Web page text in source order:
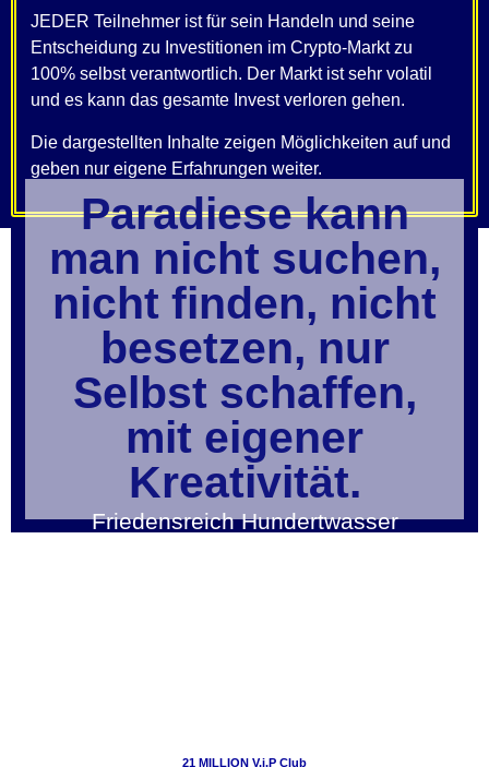
JEDER Teilnehmer ist für sein Handeln und seine
Entscheidung zu Investitionen im Crypto-Markt zu
100% selbst verantwortlich. Der Markt ist sehr volatil
und es kann das gesamte Invest verloren gehen.
Die dargestellten Inhalte zeigen Möglichkeiten auf und
geben nur eigene Erfahrungen weiter.
Paradiese kann
man nicht suchen,
nicht finden, nicht
besetzen, nur
Selbst schaffen,
mit eigener
Kreativität.
Friedensreich Hundertwasser
21 MILLION V.i.P Club